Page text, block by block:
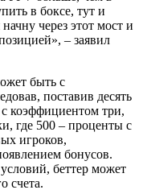
в боксе, тут и
через этот мост и
– заявил
быть с
поставив десять
коэффициентом три,
где 500 – проценты с
игроков,
бонусов.
беттер может
счета.